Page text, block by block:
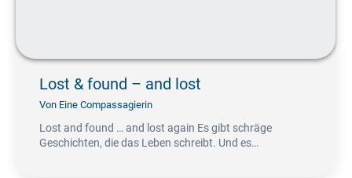
Lost & found – and lost
Von Eine Compassagierin
Lost and found … and lost again Es gibt schräge
Geschichten, die das Leben schreibt. Und es…